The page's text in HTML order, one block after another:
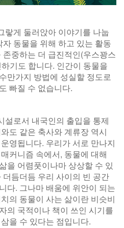
랗게 둘러앉아 이야기를 나눕
동물을 위해 하고 있는 활동
중하는 더 급진적인(우스꽝스
기도 합니다. 인간이 동물을
만가지 방법에 성실할 정도로
빠질 수 없습니다.
설로서 내국인의 출입을 통제
도 같은 축사와 계류장 역시
영됩니다. 우리가 서로 만나지
커니즘 속에서, 동물에 대해
을 어렴풋이나마 상상할 수 있
듬더듬 우리 사이의 빈 공간
다. 그나마 배움에 위안이 되는
의 동물이 사는 삶이란 비슷비
의 국적이나 책이 쓰인 시기를
을 수 있다는 점입니다.